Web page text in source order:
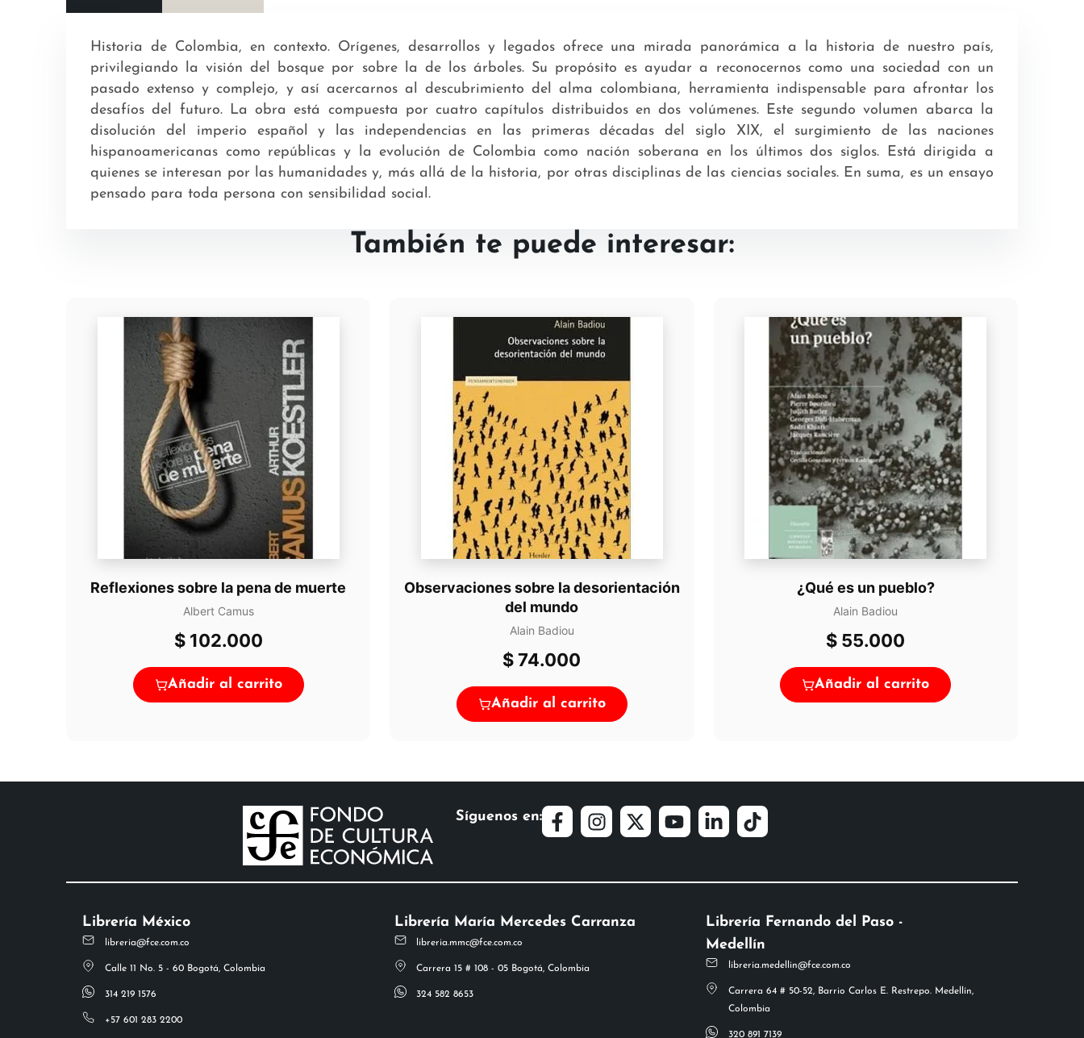
Historia de Colombia, en contexto. Orígenes, desarrollos y legados ofrece una mirada panorámica a la historia de nuestro país,
privilegiando la visión del bosque por sobre la de los árboles. Su propósito es ayudar a reconocernos como una sociedad con un
pasado extenso y complejo, y así acercarnos al descubrimiento del alma colombiana, herramienta indispensable para afrontar los
desafíos del futuro. La obra está compuesta por cuatro capítulos distribuidos en dos volúmenes. Este segundo volumen abarca la
disolución del imperio español y las independencias en las primeras décadas del siglo XIX, el surgimiento de las naciones
hispanoamericanas como repúblicas y la evolución de Colombia como nación soberana en los últimos dos siglos. Está dirigida a
quienes se interesan por las humanidades y, más allá de la historia, por otras disciplinas de las ciencias sociales. En suma, es un ensayo
pensado para toda persona con sensibilidad social.
También te puede interesar:
Reflexiones sobre la pena de muerte
Albert Camus
$102.000
Añadir al carrito
Observaciones sobre la desorientación
del mundo
Alain Badiou
$74.000
Añadir al carrito
¿Qué es un pueblo?
Alain Badiou
$ 55.000
Añadir al carrito
Síguenos en:
Librería México
libreria@fce.com.co
Calle 11 No. 5 - 60 Bogotá, Colombia
314 219 1576
+57 601 283 2200
Librería María Mercedes Carranza
libreria.mmc@fce.com.co
Carrera 15 # 108 - 05 Bogotá, Colombia
324 582 8653
Librería Fernando del Paso -
Medellín
libreria.medellin@fce.com.co
Carrera 64 # 50-52, Barrio Carlos E. Restrepo. Medellín,
Colombia
320 891 7139